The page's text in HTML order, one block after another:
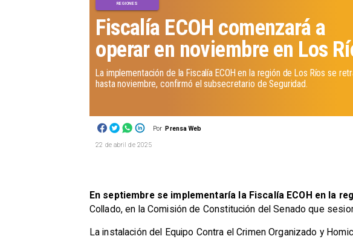
Por Prensa Web
Fiscalía ECOH comenzará a
operar en noviembre en Los
REGIONES
La implementación de la Fiscalía ECOH en la región de Los Ríos se
hasta noviembre, confirmó el subsecretario de Seguridad.
22 de abril de 2025
En septiembre se implementaría la Fiscalía ECOH en la
Collado, en la Comisión de Constitución del Senado que
La instalación del Equipo Contra el Crimen Organizado y